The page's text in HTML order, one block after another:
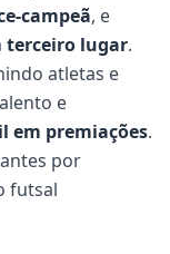
campeã, e
terceiro lugar.
atletas e
e
em premiações.
por
futsal